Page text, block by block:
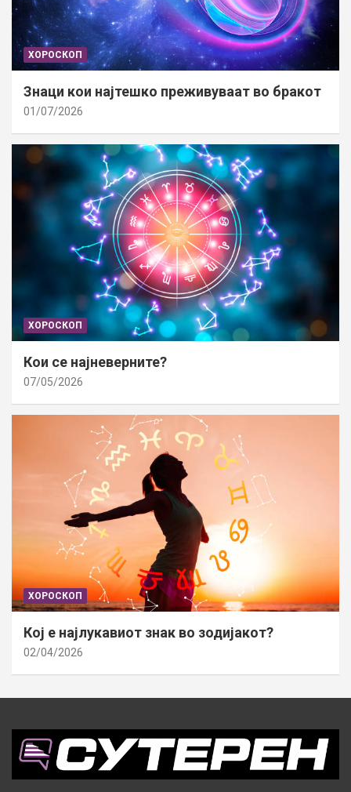
ХОРОСКОП
Знаци кои најтешко преживуваат во бракот
01/07/2026
ХОРОСКОП
Кои се најневерните?
07/05/2026
ХОРОСКОП
Кој е најлукавиот знак во зодијакот?
02/04/2026